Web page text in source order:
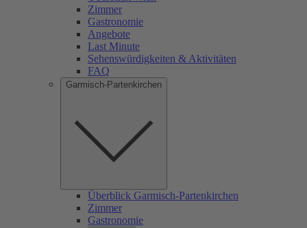
Zimmer
Gastronomie
Angebote
Last Minute
Sehenswürdigkeiten & Aktivitäten
FAQ
Garmisch-Partenkirchen
Überblick Garmisch-Partenkirchen
Zimmer
Gastronomie